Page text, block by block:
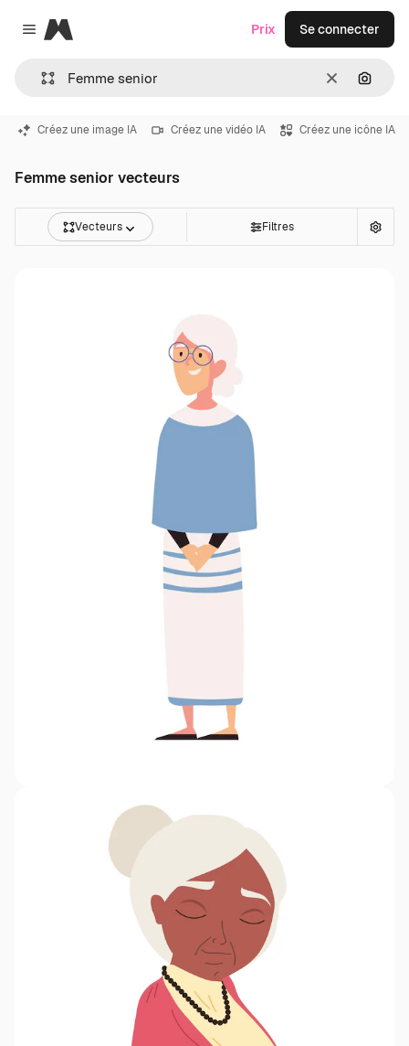
Close menu
Magnific
Effacer
Prix Se connecter
Créez une image IA Créez une vidéo IA Créez une icône IA
Femme senior vecteurs
Vecteurs Filtres